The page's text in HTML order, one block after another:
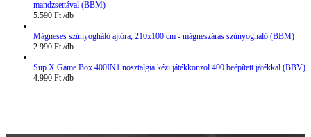
mandzsettával (BBM)
5.590 Ft
Mágneses szúnyogháló ajtóra, 210x100 cm - mágneszáras szúnyogháló (BBM)
2.990 Ft
Sup X Game Box 400IN1 nosztalgia kézi játékkonzol 400 beépített játékkal (BBV)
4.990 Ft